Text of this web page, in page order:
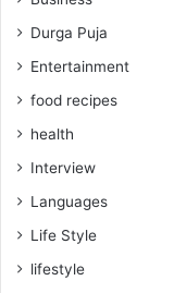
Durga Puja
Entertainment
food recipes
health
Interview
Languages
Life Style
lifestyle